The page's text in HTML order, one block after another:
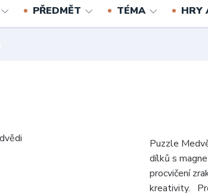
PŘEDMĚT TÉMA HRY
Puzzle
dílků s
procvičení
kreativity.